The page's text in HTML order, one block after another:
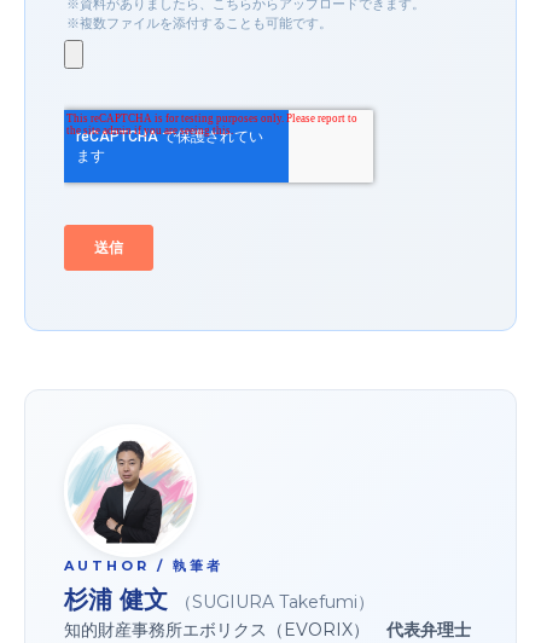
AUTHOR / 執筆者
杉浦 健文
（SUGIURA Takefumi）
知的財産事務所エボリクス（EVORIX） 代表弁理士